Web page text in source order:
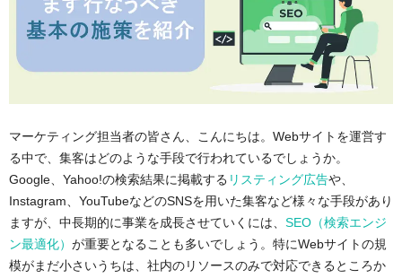
マーケティング担当者の皆さん、こんにちは。Webサイトを運営す
る中で、集客はどのような手段で行われているでしょうか。
Google、Yahoo!の検索結果に掲載する リスティング広告や、
Instagram、YouTubeなどのSNSを用いた集客など様々な手段があり
ますが、中長期的に事業を成長させていくには、 SEO（検索エンジ
ン最適化） が重要となることも多いでしょう。特にWebサイトの規
模がまだ小さいうちは、社内のリソースのみで対応できるところか